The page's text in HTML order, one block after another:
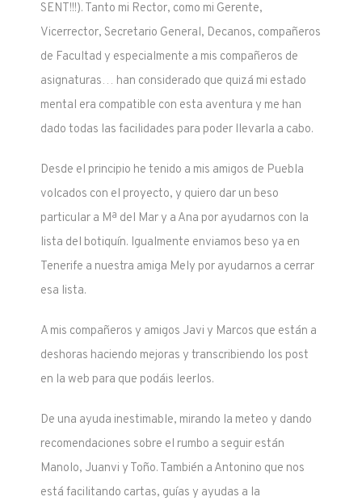
SENT!!!). Tanto mi Rector, como mi Gerente,
Vicerrector, Secretario General, Decanos, compañeros
de Facultad y especialmente a mis compañeros de
asignaturas… han considerado que quizá mi estado
mental era compatible con esta aventura y me han
dado todas las facilidades para poder llevarla a cabo.
Desde el principio he tenido a mis amigos de Puebla
volcados con el proyecto, y quiero dar un beso
particular a Mª del Mar y a Ana por ayudarnos con la
lista del botiquín. Igualmente enviamos beso ya en
Tenerife a nuestra amiga Mely por ayudarnos a cerrar
esa lista.
A mis compañeros y amigos Javi y Marcos que están a
deshoras haciendo mejoras y transcribiendo los post
en la web para que podáis leerlos.
De una ayuda inestimable, mirando la meteo y dando
recomendaciones sobre el rumbo a seguir están
Manolo, Juanvi y Toño. También a Antonino que nos
está facilitando cartas, guías y ayudas a la